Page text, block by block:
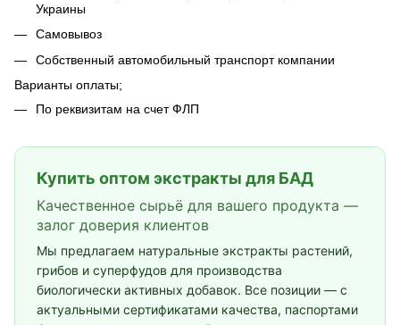
Украины
Самовывоз
Собственный автомобильный транспорт компании
Варианты оплаты;
По реквизитам на счет ФЛП
Купить оптом экстракты для БАД
Качественное сырьё для вашего продукта —
залог доверия клиентов
Мы предлагаем натуральные экстракты растений,
грибов и суперфудов для производства
биологически активных добавок. Все позиции — с
актуальными сертификатами качества, паспортами